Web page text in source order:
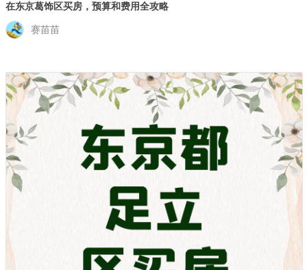
在东京葛饰区买房，预算和费用全攻略
赛苗苗